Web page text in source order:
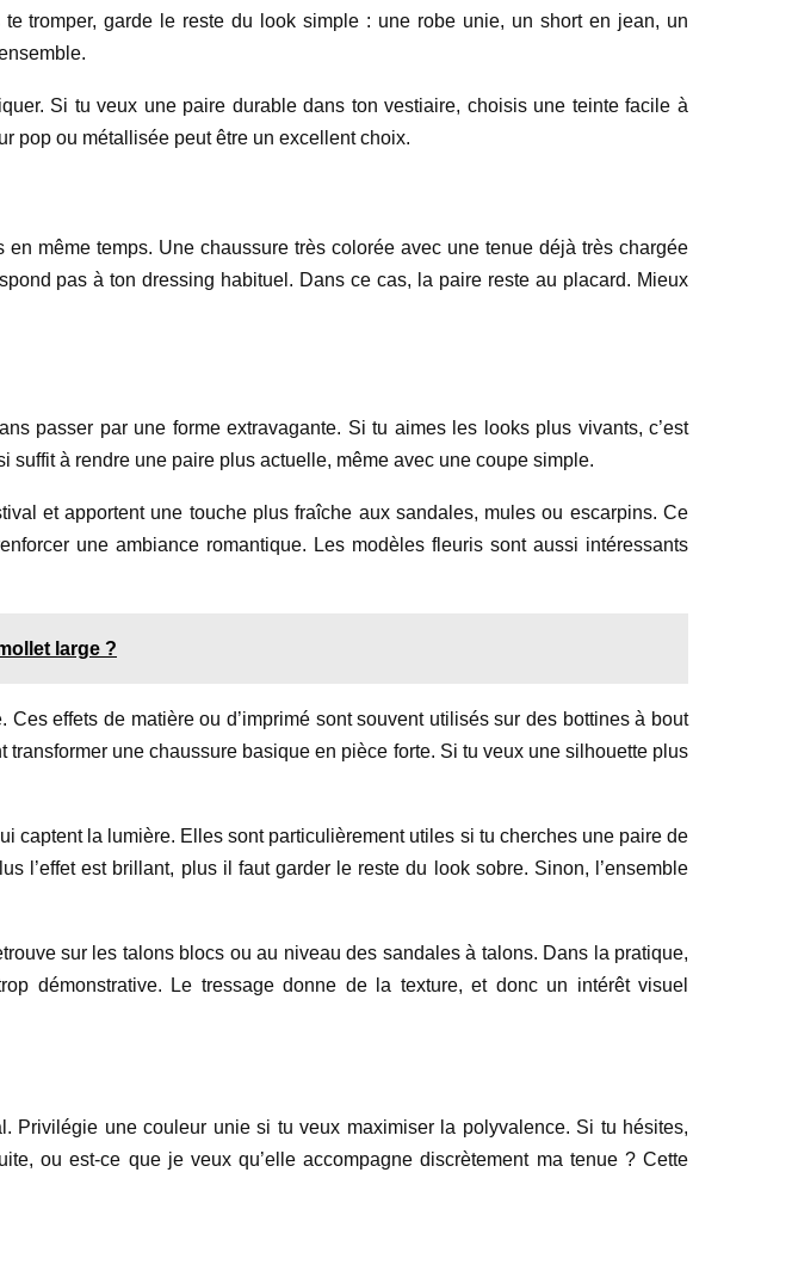
tromper, garde le reste du look simple : une robe unie, un short en jean, un
Si tu veux une paire durable dans ton vestiaire, choisis une teinte facile à
pop ou métallisée peut être un excellent choix.
même temps. Une chaussure très colorée avec une tenue déjà très chargée
pas à ton dressing habituel. Dans ce cas, la paire reste au placard. Mieux
passer par une forme extravagante. Si tu aimes les looks plus vivants, c’est
à rendre une paire plus actuelle, même avec une coupe simple.
et apportent une touche plus fraîche aux sandales, mules ou escarpins. Ce
une ambiance romantique. Les modèles fleuris sont aussi intéressants
large ?
effets de matière ou d’imprimé sont souvent utilisés sur des bottines à bout
une chaussure basique en pièce forte. Si tu veux une silhouette plus
captent la lumière. Elles sont particulièrement utiles si tu cherches une paire de
l’effet est brillant, plus il faut garder le reste du look sobre. Sinon, l’ensemble
sur les talons blocs ou au niveau des sandales à talons. Dans la pratique,
démonstrative. Le tressage donne de la texture, et donc un intérêt visuel
une couleur unie si tu veux maximiser la polyvalence. Si tu hésites,
ou est-ce que je veux qu’elle accompagne discrètement ma tenue ? Cette